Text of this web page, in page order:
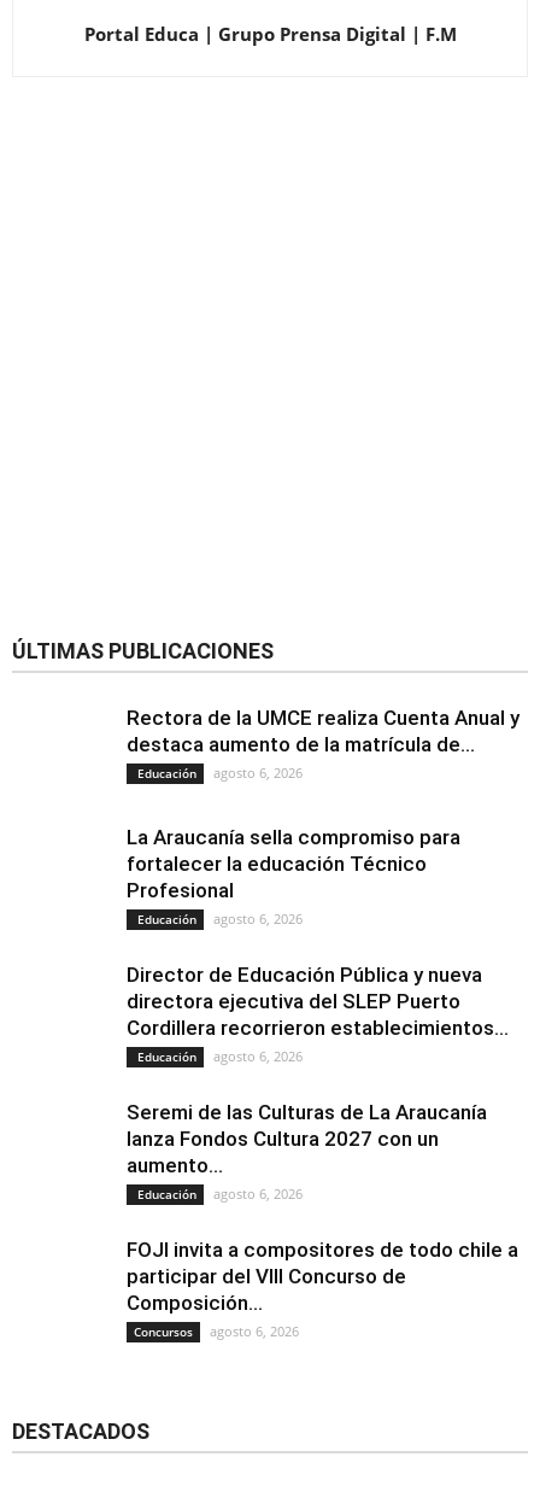
Portal Educa | Grupo Prensa Digital | F.M
ÚLTIMAS PUBLICACIONES
Rectora de la UMCE realiza Cuenta Anual y
destaca aumento de la matrícula de...
Educación agosto 6, 2026
La Araucanía sella compromiso para
fortalecer la educación Técnico
Profesional
Educación agosto 6, 2026
Director de Educación Pública y nueva
directora ejecutiva del SLEP Puerto
Cordillera recorrieron establecimientos...
Educación agosto 6, 2026
Seremi de las Culturas de La Araucanía
lanza Fondos Cultura 2027 con un
aumento...
Educación agosto 6, 2026
FOJI invita a compositores de todo chile a
participar del VIII Concurso de
Composición...
Concursos agosto 6, 2026
DESTACADOS